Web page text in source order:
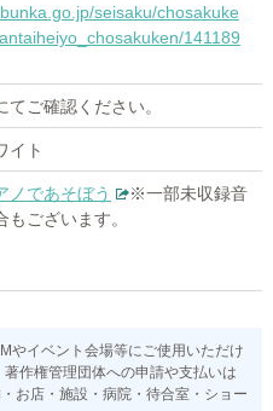
seisaku/chosakuke
141189
てご確認ください。
イト
ノであそぼう
※一部未収録音
もございます。
やイベント会場等にご使用いただけ
作権管理団体への申請や支払いは
お店・施設・病院・待合室・ショー